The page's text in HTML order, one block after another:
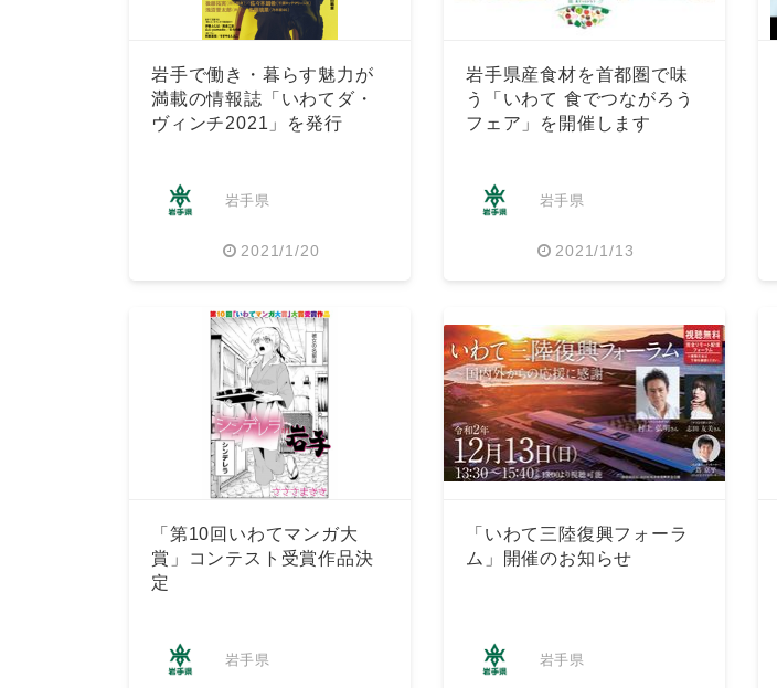
岩手で働き・暮らす魅力が
満載の情報誌「いわてダ・
ヴィンチ2021」を発行
岩手県
2021/1/20
岩手県産食材を首都圏で味
う「いわて 食でつながろう
フェア」を開催します
岩手県
2021/1/13
「第10回いわてマンガ大
賞」コンテスト受賞作品決
定
岩手県
「いわて三陸復興フォーラ
ム」開催のお知らせ
岩手県